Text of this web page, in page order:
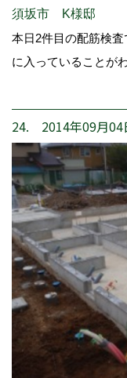
須坂市 K様邸
本日2件目の配筋検
に入っていることが
24. 2014年09月04